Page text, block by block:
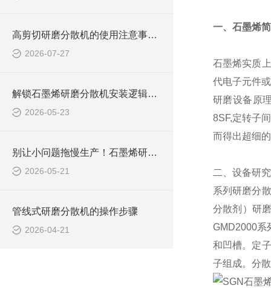
高剪切研磨分散机的使用注意事项有哪些？
2026-07-27
解锁石墨烯研磨分散机安装逻辑：从准备到调试，步骤拆解超清晰
2026-05-23
别让小问题拖慢生产！石墨烯研磨分散机常见问题，破解攻略来了
2026-05-21
管线式研磨分散机的操作步骤
2026-04-21
一、石墨烯
石墨烯实质
代电子元件
研磨设备原
8SF,定转子
而得出超细
二、设备研
系列研磨分
分散剂）研
GMD2000系
和凹槽。定
子组成。分